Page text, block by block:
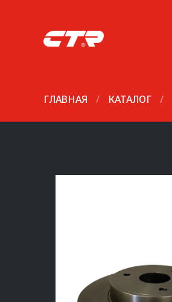
ГЛАВНАЯ / КАТАЛОГ /